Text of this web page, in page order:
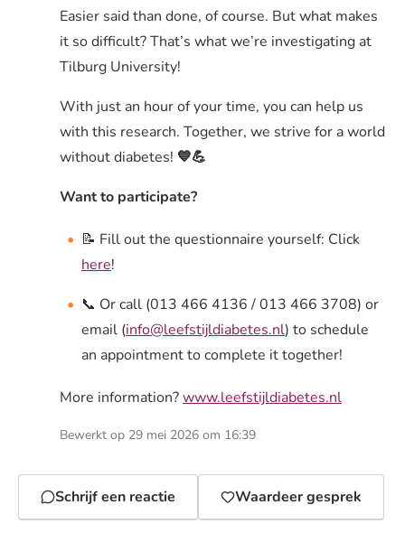
Easier said than done, of course. But what makes
it so difficult? That’s what we’re investigating at
Tilburg University!
With just an hour of your time, you can help us
with this research. Together, we strive for a world
without diabetes! 💙💪
Want to participate?
📝 Fill out the questionnaire yourself: Click
here!
📞 Or call (013 466 4136 / 013 466 3708) or
email (info@leefstijldiabetes.nl) to schedule
an appointment to complete it together!
More information?www.leefstijldiabetes.nl
Bewerkt op 29 mei 2026 om 16:39
Schrijf een reactie Waardeer gesprek